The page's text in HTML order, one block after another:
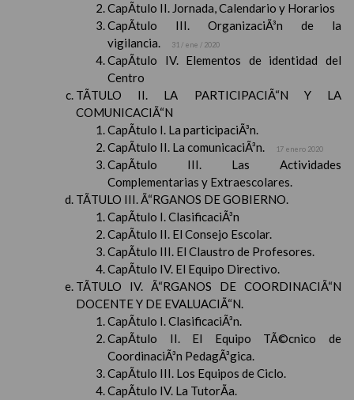
CapÃ­tulo II. Jornada, Calendario y Horarios
CapÃ­tulo III. OrganizaciÃ³n de la
vigilancia.
31 / ene / 2020
CapÃ­tulo IV. Elementos de identidad del
Centro
TÃTULO II. LA PARTICIPACIÃ“N Y LA
COMUNICACIÃ“N
CapÃ­tulo I. La participaciÃ³n.
CapÃ­tulo II. La comunicaciÃ³n.
17 enero 2020
CapÃ­tulo III. Las Actividades
Complementarias y Extraescolares.
TÃTULO III. Ã“RGANOS DE GOBIERNO.
CapÃ­tulo I. ClasificaciÃ³n
CapÃ­tulo II. El Consejo Escolar.
CapÃ­tulo III. El Claustro de Profesores.
CapÃ­tulo IV. El Equipo Directivo.
TÃTULO IV. Ã“RGANOS DE COORDINACIÃ“N
DOCENTE Y DE EVALUACIÃ“N.
CapÃ­tulo I. ClasificaciÃ³n.
CapÃ­tulo II. El Equipo TÃ©cnico de
CoordinaciÃ³n PedagÃ³gica.
CapÃ­tulo III. Los Equipos de Ciclo.
CapÃ­tulo IV. La TutorÃ­a.